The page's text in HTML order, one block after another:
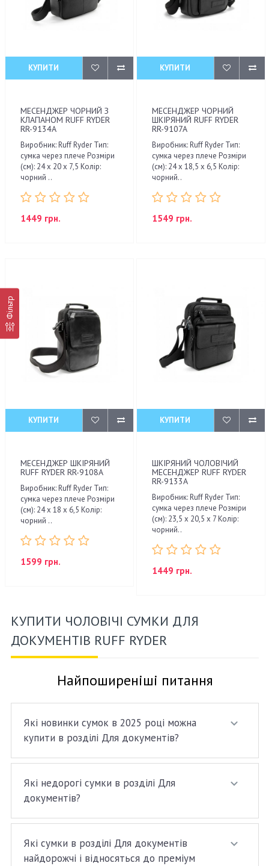
Фільтр
КУПИТИ
МЕСЕНДЖЕР ЧОРНИЙ З
КЛАПАНОМ RUFF RYDER
RR-9134A
Виробник: Ruff Ryder Тип:
сумка через плече Розміри
(см): 24 x 20 x 7,5 Колір:
чорний ..
1449 грн.
КУПИТИ
МЕСЕНДЖЕР ЧОРНИЙ
ШКІРЯНИЙ RUFF RYDER
RR-9107A
Виробник: Ruff Ryder Тип:
сумка через плече Розміри
(см): 24 x 18,5 x 6,5 Колір:
чорний..
1549 грн.
КУПИТИ
МЕСЕНДЖЕР ШКІРЯНИЙ
RUFF RYDER RR-9108A
Виробник: Ruff Ryder Тип:
сумка через плече Розміри
(см): 24 x 18 x 6,5 Колір:
чорний ..
1599 грн.
КУПИТИ
ШКІРЯНИЙ ЧОЛОВІЧИЙ
МЕСЕНДЖЕР RUFF RYDER
RR-9133A
Виробник: Ruff Ryder Тип:
сумка через плече Розміри
(см): 23,5 x 20,5 x 7 Колір:
чорний..
1449 грн.
КУПИТИ ЧОЛОВІЧІ СУМКИ ДЛЯ
ДОКУМЕНТІВ RUFF RYDER
Найпоширеніші питання
Які новинки сумок в 2025 році можна
купити в розділі Для документів?
Які недорогі сумки в розділі Для
документів?
Які сумки в розділі Для документів
найдорожчі і відносяться до преміум